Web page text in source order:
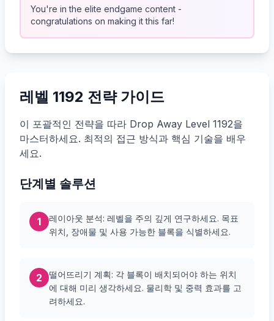
You're in the elite endgame content -
congratulations on making it this far!
레벨 1192 전략 가이드
이 포괄적인 전략을 따라 Drop Away Level 1192을
마스터하세요. 최적의 접근 방식과 핵심 기술을 배우
세요.
단계별 솔루션
1
레이아웃 분석: 레벨을 주의 깊게 연구하세요. 목표
위치, 장애물 및 사용 가능한 블록을 식별하세요.
2
떨어뜨리기 계획: 각 블록이 배치되어야 하는 위치
에 대해 미리 생각하세요. 물리학 및 중력 효과를 고
려하세요.